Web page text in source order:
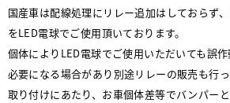
国産車は配線処理にリレー追加はしておらず
をLED電球でご使用頂いております。
個体によりLED電球でご使用いただいても誤
必要になる場合があり別途リレーの販売も行っ
取り付けにあたり、お車個体差等でバンパー